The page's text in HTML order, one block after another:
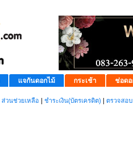
แจกันดอกไม้ กระเช้า ช่อดอ
ส่วนช่วยเหลือ ชำระเงิน(บัตรเครดิต) ตรวจสอ